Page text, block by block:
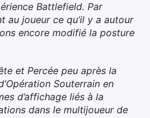
Battlefield. Par
au joueur ce qu’il y a autour
encore modifié la posture
et Percée peu après la
Souterrain en
d’affichage liés à la
dans le multijoueur de